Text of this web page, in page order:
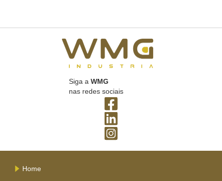
Siga a WMG
nas redes sociais
Home